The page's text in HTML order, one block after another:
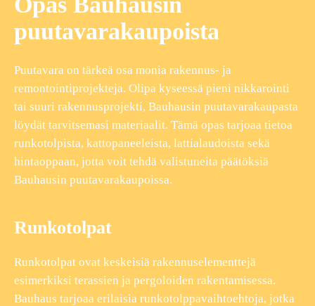
puutavarakaupoista
Puutavara on tärkeä osa monia rakennus- ja
remontointiprojekteja. Olipa kyseessä pieni nikkarointi
tai suuri rakennusprojekti, Bauhausin puutavarakaupasta
löydät tarvitsemasi materiaalit. Tämä opas tarjoaa tietoa
runkotolpista, kattopaneeleista, lattialaudoista sekä
hintaoppaan, jotta voit tehdä valistuneita päätöksiä
Bauhausin puutavarakaupoissa.
Runkotolpat
Runkotolpat ovat keskeisiä rakennuselementtejä
esimerkiksi terassien ja pergoloiden rakentamisessa.
Bauhaus tarjoaa erilaisia runkotolppavaihtoehtoja, jotka